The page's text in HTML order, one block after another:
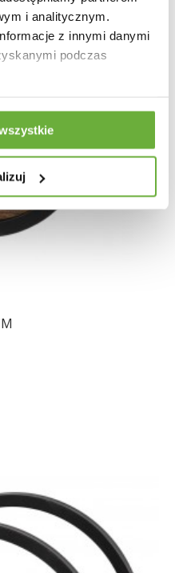
i analitycznym.
z innymi danymi
podczas